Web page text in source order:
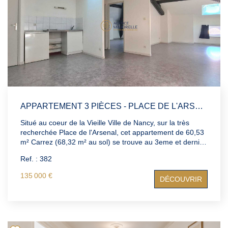
recherché.
APPARTEMENT 3 PIÈCES - PLACE DE L'ARSENAL, VIEILLE VILLE DE NANCY - 60,53 M² CARREZ (68,32 M² AU SOL)
Situé au coeur de la Vieille Ville de Nancy, sur la très
recherchée Place de l'Arsenal, cet appartement de 60,53
m² Carrez (68,32 m² au sol) se trouve au 3eme et dernier
centre historique. Un emplacement exceptionnel, à
proximité immédiate des rues animées, monuments,
restaurants et commodités. Composé de 3 pièces dont
une chambre, ce logement offre un agencement
investissement locatif dans un secteur à forte demande.
Ref. : 382
135 000 € DÉCOUVRIR